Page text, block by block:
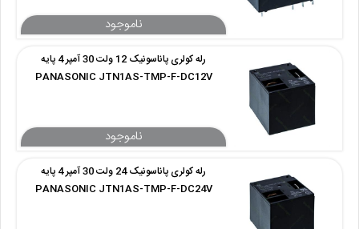
رله کولری پاناسونیک 12 ولت 30 آمپر 4 پایه
PANASONIC JTN1AS-TMP-F-DC12V
رله کولری پاناسونیک 24 ولت 30 آمپر 4 پایه
PANASONIC JTN1AS-TMP-F-DC24V